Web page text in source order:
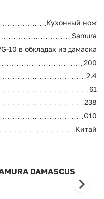
Кухонный нож
Samura
10 в обкладах из дамаска
200
2.4
61
238
G10
Китай
DAMASCUS